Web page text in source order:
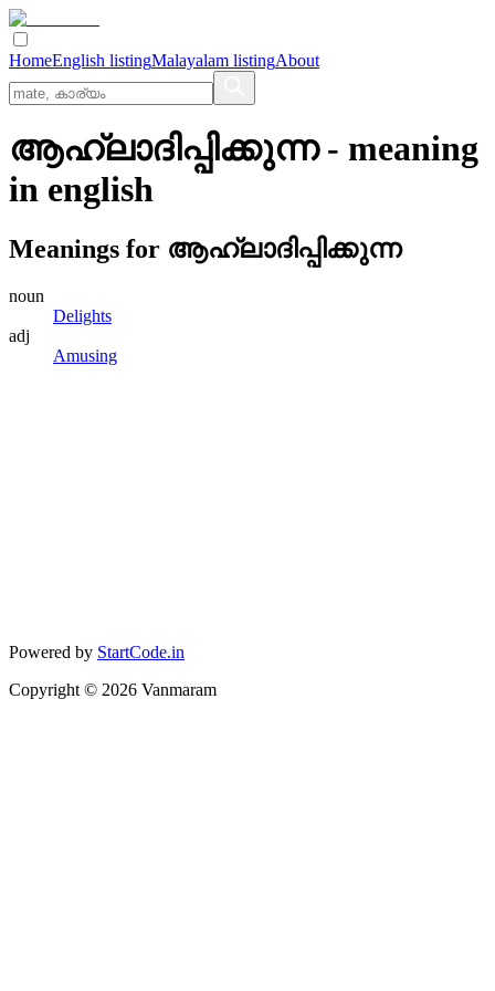
HomeEnglish listingMalayalam listingAbout
ആഹ്ലാദിപ്പിക്കുന്ന- meaning
in english
Meanings for ആഹ്ലാദിപ്പിക്കുന്ന
noun
Delights
adj
Amusing
Powered by StartCode.in
Copyright © 2026 Vanmaram